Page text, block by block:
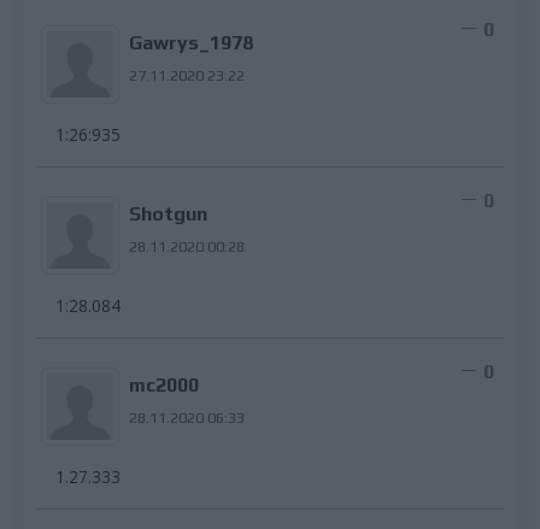
Gawrys_1978
27.11.2020 23:22
0
1:26:935
Shotgun
28.11.2020 00:28
0
1:28.084
mc2000
28.11.2020 06:33
0
1.27.333